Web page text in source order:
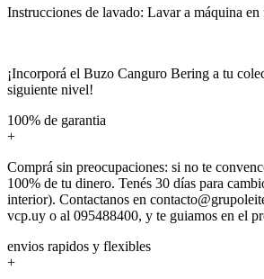
Instrucciones de lavado: Lavar a máquina
¡Incorporá el Buzo Canguro Bering a tu
siguiente nivel!
100% de garantia
+
Comprá sin preocupaciones: si no te
100% de tu dinero. Tenés 30 días para
interior). Contactanos en
vcp.uy o al 095488400, y te guiamos en el
envios rapidos y flexibles
+